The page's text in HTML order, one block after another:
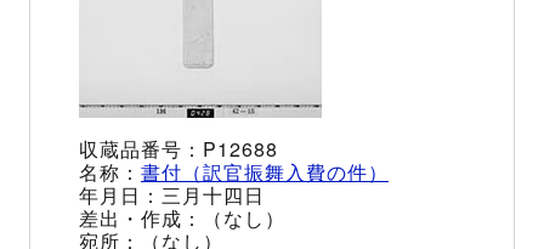
P12688
書付（訳官振舞入費の件）
三月十四日
（なし）
（なし）